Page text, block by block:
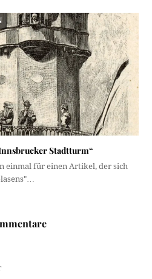
Stadtturm“
einmal für einen Artikel, der sich